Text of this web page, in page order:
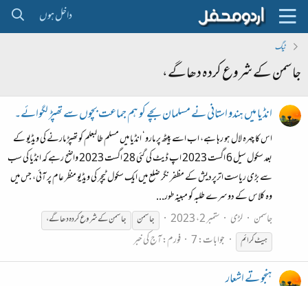
داخل ہوں
ٹیگ
جاسمن کے شروع کردہ دھاگے،
انڈیا میں ہندو استانی نے مسلمان بچے کو ہم جماعت بچوں سے تھپڑ لگوائے۔
اس کا چہرہ لال ہو رہا ہے، اب اسے پیٹھ پر مارو‘ انڈیا میں مسلم طالبعلم کو تھپڑ مارنے کی ویڈیو کے
بعد سکول سیل 6 اگست 2023 اپ ڈیٹ کی گئی 28 اگست 2023 واضح رہے کہ انڈیا کی سب
سے بڑی ریاست اترپردیش کے مظفر نگر ضلع میں ایک سکول ٹیچر کی ویڈیو منظر عام پر آئی، جس میں
وہ کلاس کے دوسرے طلبہ کو مبینہ طور...
جاسمن
لڑی ستمبر 2، 2023 جاسمن جاسمنکےشروعکردہدھاگے،
ہیٹ کرائم
جوابات: 7 فورم:آج کی خبر
ہنجو تے اشعار